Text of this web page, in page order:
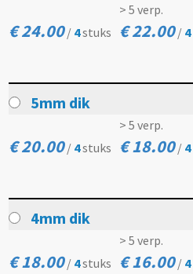
€ 24.00/ 4stuks
> 5 verp.
€ 22.00/ 4
5mm dik
€ 20.00/ 4stuks
> 5 verp.
€ 18.00/ 4
4mm dik
€ 18.00/ 4stuks
> 5 verp.
€ 16.00/ 4